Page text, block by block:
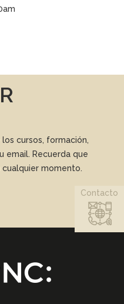
cursos, formación,
email. Recuerda que
momento.
Contacto